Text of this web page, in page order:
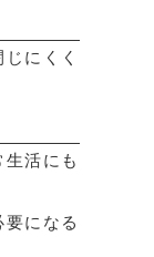
にくく
活にも
になる